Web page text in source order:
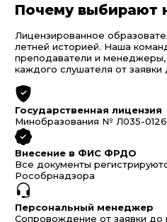
Почему выбирают
Лицензированное
летней историей. Наша
преподаватели и
каждого слушателя от
Государственная лицензия
Минобразования № Л035-
Внесение в ФИС ФРДО
Все документы
Рособрнадзора
Персональный менеджер
Сопровождение от заявки до